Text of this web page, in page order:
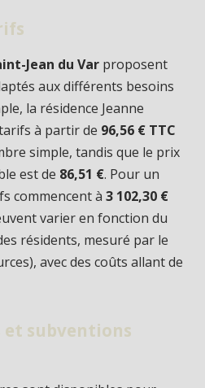
Jean du Var proposent
aux différents besoins
la résidence Jeanne
à partir de 96,56 € TTC
simple, tandis que le prix
est de 86,51 €. Pour un
commencent à 3 102,30 €
varier en fonction du
résidents, mesuré par le
avec des coûts allant de
et subventions